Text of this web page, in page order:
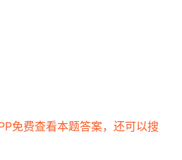
免费查看本题答案，还可以搜